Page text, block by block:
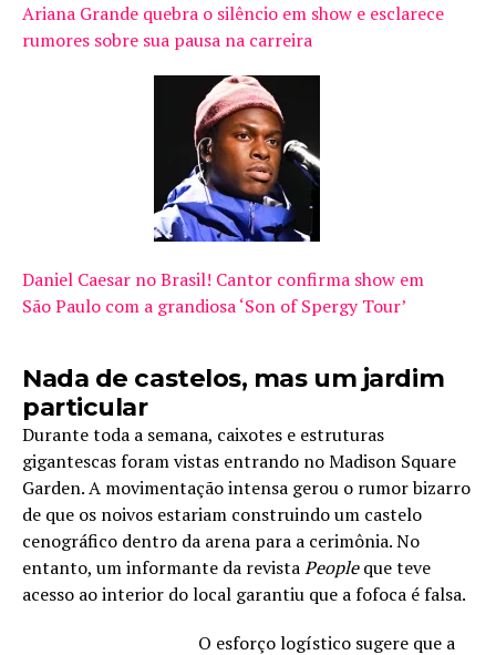
Ariana Grande quebra o silêncio em show e esclarece
rumores sobre sua pausa na carreira
Daniel Caesar no Brasil! Cantor confirma show em
São Paulo com a grandiosa ‘Son of Spergy Tour’
Nada de castelos, mas um jardim
particular
Durante toda a semana, caixotes e estruturas
gigantescas foram vistas entrando no Madison Square
Garden. A movimentação intensa gerou o rumor bizarro
de que os noivos estariam construindo um castelo
cenográfico dentro da arena para a cerimônia. No
entanto, um informante da revistaPeopleque teve
acesso ao interior do local garantiu que a fofoca é falsa.
O esforço logístico sugere que a